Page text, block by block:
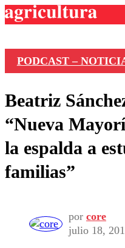
Agricultura
Deportes
Colo Colo
Motor
Torneo
Torneo
Noticias
Nacional
Programas
Comercial
PODCAST –
Beatriz
“Nueva
la espalda a
familias”
por core
julio 18,